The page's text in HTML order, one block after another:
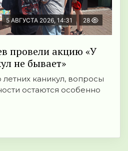
5 АВГУСТА 2026, 14:31 28
провели акцию «У
не бывает»
каникул, вопросы
остаются особенно